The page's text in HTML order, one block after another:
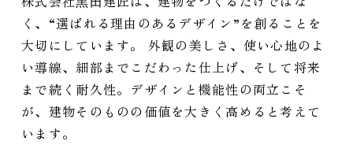
く、“選ばれる理由のあるデザイン”を創ることを
大切にしています。 外観の美しさ、使い心地のよ
い導線、細部までこだわった仕上げ、そして将来
まで続く耐久性。デザインと機能性の両立こそ
が、建物そのものの価値を大きく高めると考えて
います。